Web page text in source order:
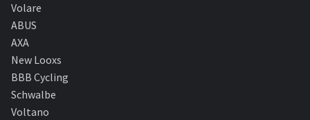
Volare
ABUS
AXA
New Looxs
BBB Cycling
Schwalbe
Voltano